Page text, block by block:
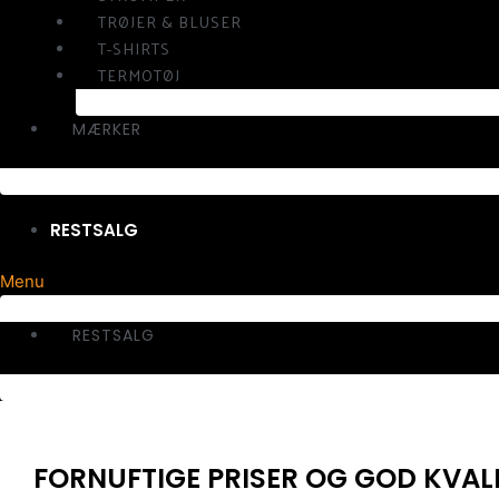
TRØJER & BLUSER
T-SHIRTS
TERMOTØJ
MÆRKER
RESTSALG
Menu
RESTSALG
FORNUFTIGE PRISER OG GOD